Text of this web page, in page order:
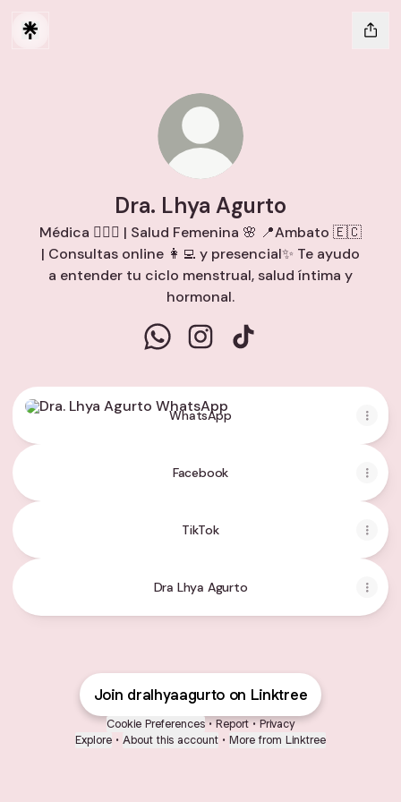
Dra. Lhya Agurto
Médica 👩🏻‍⚕️ | Salud Femenina 🌸 📍Ambato 🇪🇨
| Consultas online 👩‍💻 y presencial✨ Te ayudo
a entender tu ciclo menstrual, salud íntima y
hormonal.
WhatsApp
WhatsApp
Facebook
TikTok
Dra Lhya Agurto
Join dralhyaagurto on Linktree
Cookie Preferences • Report • Privacy
Explore • About this account • More from Linktree